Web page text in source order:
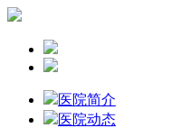
医院简介
医院动态